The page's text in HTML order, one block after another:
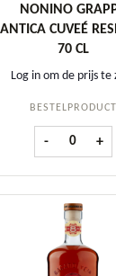
70 cl aantal
NONINO
ANTICA CUVEÉ
70 CL
Log in om de prijs te
BESTELPRODUCT
- Nonino+